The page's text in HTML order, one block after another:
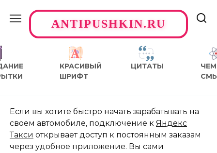
содержаниюANTIPUSHKIN.RU
КРАСИВЫЙ
ШРИФТ
ЦИТАТЫ
ЧЕМ
Если вы хотите быстро начать зарабатывать на
своем автомобиле, подключение к Яндекс
Такси открывает доступ к постоянным заказам
через удобное приложение. Вы сами